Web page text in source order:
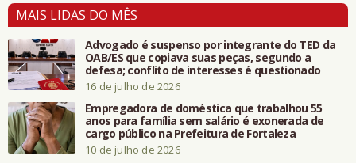
MAIS LIDAS DO MÊS
Advogado é suspenso por integrante do TED da
OAB/ES que copiava suas peças, segundo a
defesa; conflito de interesses é questionado
16 de julho de 2026
Empregadora de doméstica que trabalhou 55
anos para família sem salário é exonerada de
cargo público na Prefeitura de Fortaleza
10 de julho de 2026